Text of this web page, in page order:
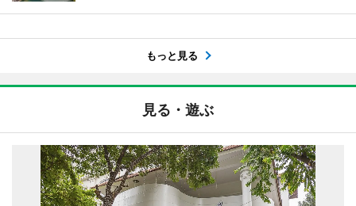
もっと見る
見る・遊ぶ